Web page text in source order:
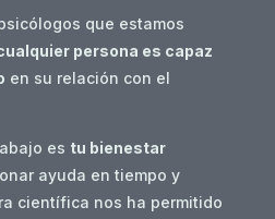
que estamos
persona es capaz
en su relación con el
es tu bienestar
ayuda en tiempo y
científica nos ha permitido